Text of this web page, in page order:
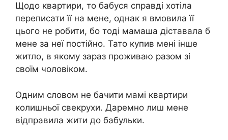
Щодо квартири, то бабуся справді хотіла
переписати її на мене, однак я вмовила її
цього не робити, бо тоді мамаша діставала б
мене за неї постійно. Тато купив мені інше
житло, в якому зараз проживаю разом зі
своїм чоловіком.
Одним словом не бачити мамі квартири
колишньої свекрухи. Даремно лиш мене
відправила жити до бабульки.